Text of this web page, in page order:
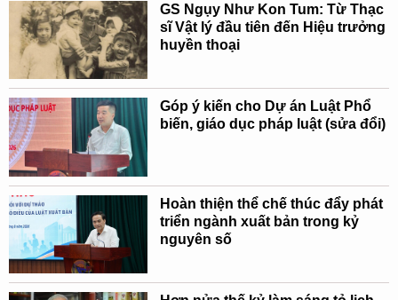
GS Ngụy Như Kon Tum: Từ Thạc
sĩ Vật lý đầu tiên đến Hiệu trưởng
huyền thoại
Góp ý kiến cho Dự án Luật Phổ
biến, giáo dục pháp luật (sửa đổi)
Hoàn thiện thể chế thúc đẩy phát
triển ngành xuất bản trong kỷ
nguyên số